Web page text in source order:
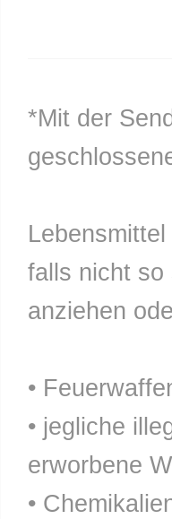
*Mit der
falls nicht so
anziehen
•
• jegliche
erworbene
•